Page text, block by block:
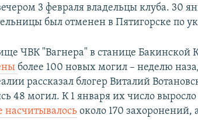
3 февраля владельцы клуба. 30
был отменен в Пятигорске по
ЧВК "Вагнера" в станице Бакинской
более 100 новых могил – неделю
рассказал блогер Виталий
48 могил. К 1 января их число
насчитывалось около 170 захоронений,